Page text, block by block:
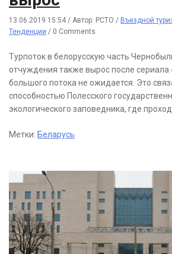
13.06.2019 15:54 / Автор: РСТО / Въездной
Тенденции / 0 Comments
Турпоток в белорусскую часть
отчуждения также вырос после
большого потока не ожидается. Это
способностью Полесского
экологического заповедника, где
Метки: Беларусь